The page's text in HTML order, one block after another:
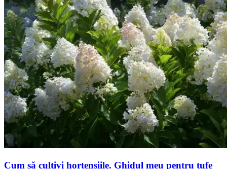
Cum să cultivi hortensiile. Ghidul meu pentru tufe